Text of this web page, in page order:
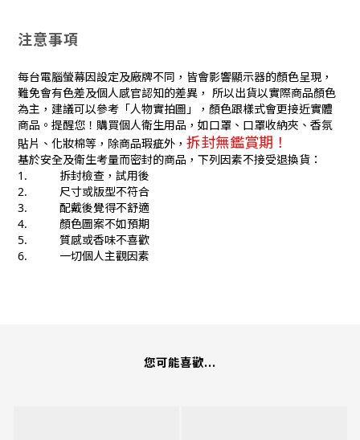
注意事項
每台電腦螢幕因設定及廠牌不同，皆會影響顯示器的顏色呈現，
難免會有色差及個人感官認知的差異， 所以出貨以實際商品顏色
為主，建議可以參考「人物實拍圖」，顏色跟樣式會更接近實體
商品。提醒您！購買個人衛生用品，如口罩、口罩收納夾、香氛
貼片、化妝棉等，除商品瑕疵外， 拆封無鑑賞期！
基於安全及衛生考量而密封的商品，下列因素不接受退換貨：
1. 拆封檢查，試用後
2. 尺寸或版型不符合
3. 配戴後覺得不舒適
4. 顏色圖案不如預期
5. 質感或香味不喜歡
6. 一切個人主觀因素
您可能喜歡...